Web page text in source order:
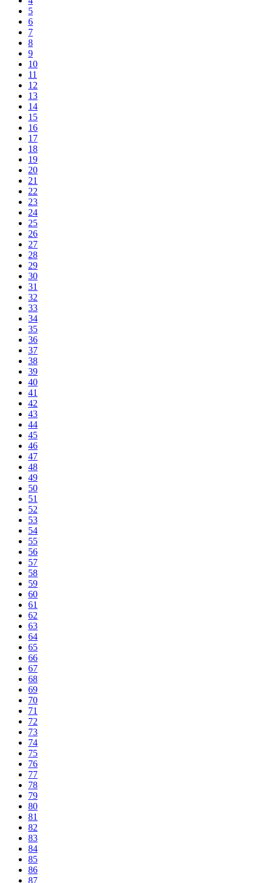
5
6
7
8
9
10
11
12
13
14
15
16
17
18
19
20
21
22
23
24
25
26
27
28
29
30
31
32
33
34
35
36
37
38
39
40
41
42
43
44
45
46
47
48
49
50
51
52
53
54
55
56
57
58
59
60
61
62
63
64
65
66
67
68
69
70
71
72
73
74
75
76
77
78
79
80
81
82
83
84
85
86
87